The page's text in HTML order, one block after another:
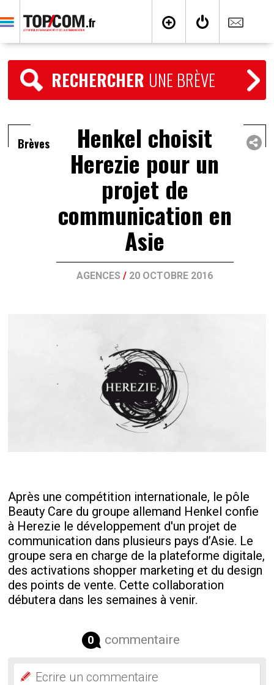
RECHERCHER UNE BRÈVE
Brèves Henkel choisit
Herezie pour un
projet de
communication en
Asie
AGENCES / 20 OCTOBRE 2016
Après une compétition internationale, le pôle
Beauty Care du groupe allemand Henkel confie
à Herezie le développement d'un projet de
communication dans plusieurs pays d’Asie. Le
groupe sera en charge de la plateforme digitale,
des activations shopper marketing et du design
des points de vente. Cette collaboration
débutera dans les semaines à venir.
0 commentaire
Ecrire un commentaire